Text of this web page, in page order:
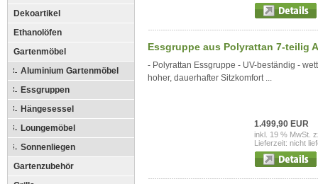
Dekoartikel
Ethanolöfen
Gartenmöbel
Aluminium Gartenmöbel
Essgruppen
Hängesessel
Loungemöbel
Sonnenliegen
Gartenzubehör
Essgruppe aus Polyrattan 7-teilig
- Polyrattan Essgruppe - UV-beständig -
hoher, dauerhafter Sitzkomfort ...
1.499,90 EUR
inkl. 19 % MwSt.
Lieferzeit: nicht